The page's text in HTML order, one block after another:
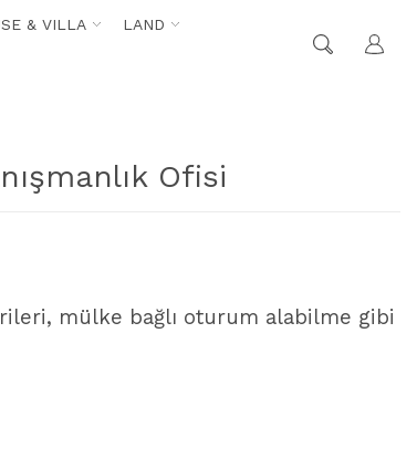
& VILLA LAND
Ofisi
mülke bağlı oturum alabilme gibi